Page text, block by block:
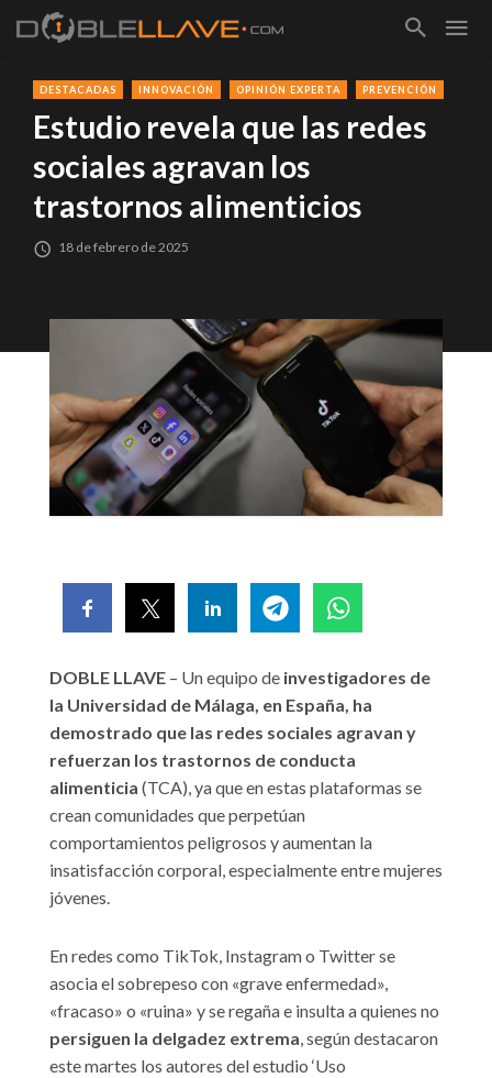
DESTACADAS INNOVACIÓN OPINIÓN EXPERTA PREVENCIÓN
Estudio revela que las redes
sociales agravan los
trastornos alimenticios
18 de febrero de 2025
DOBLE LLAVE – Un equipo de investigadores de
la Universidad de Málaga, en España, ha
demostrado que las redes sociales agravan y
refuerzan los trastornos de conducta
alimenticia (TCA), ya que en estas plataformas se
crean comunidades que perpetúan
comportamientos peligrosos y aumentan la
insatisfacción corporal, especialmente entre mujeres
jóvenes.
En redes como TikTok, Instagram o Twitter se
asocia el sobrepeso con «grave enfermedad»,
«fracaso» o «ruina» y se regaña e insulta a quienes no
persiguen la delgadez extrema, según destacaron
este martes los autores del estudio ‘Uso